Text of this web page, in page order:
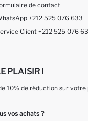
de contact
+212 525 076 633
Client +212 525 076
PLAISIR !
10% de réduction sur votre
vos achats ?